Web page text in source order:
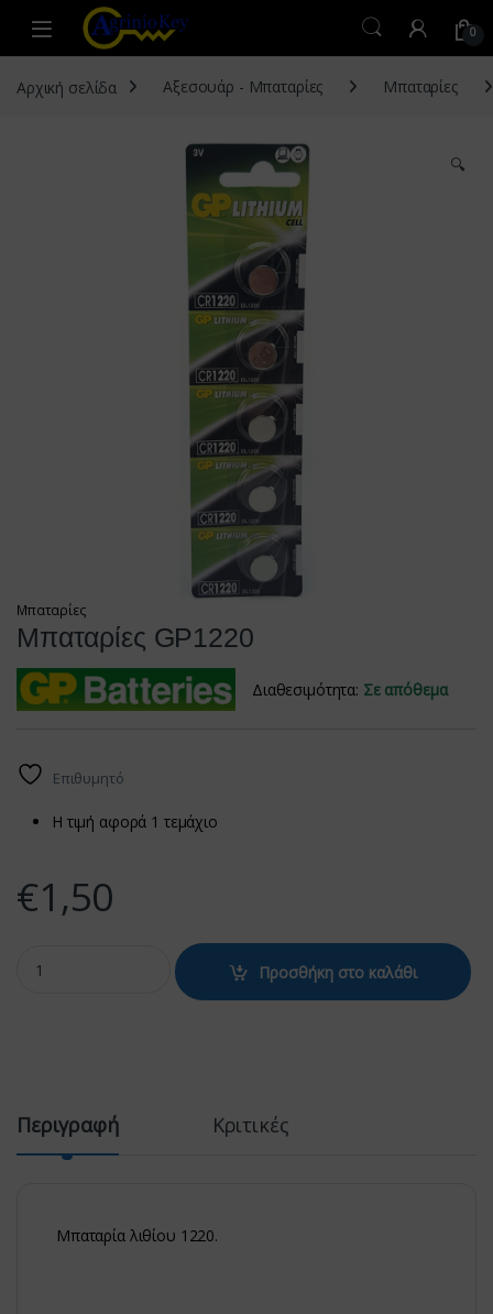
Skip to navigation
Skip to content
Open 0
Αρχική σελίδα Αξεσουάρ - Μπαταρίες Μπαταρίες
🔍
Μπαταρίες
Μπαταρίες GP1220
Διαθεσιμότητα: Σε απόθεμα
Επιθυμητό
Η τιμή αφορά 1 τεμάχιο
€1,50
Μπαταρίες GP1220 quantity
Προσθήκη στο καλάθι
Περιγραφή Κριτικές
Μπαταρία λιθίου 1220.